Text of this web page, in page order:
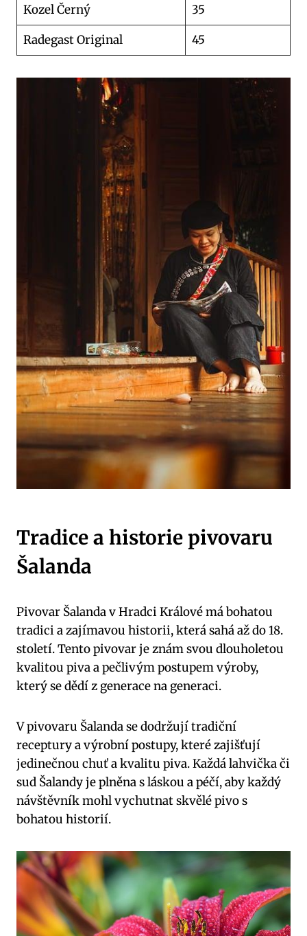
Kozel Černý
35
Radegast Original
45
Tradice a historie pivovaru
Šalanda
Pivovar Šalanda v Hradci Králové má bohatou
tradici a zajímavou historii, která sahá až do 18.
století. Tento pivovar je znám svou dlouholetou
kvalitou piva a pečlivým postupem výroby,
který se dědí z generace na generaci.
V pivovaru Šalanda se dodržují tradiční
receptury a výrobní postupy, které zajišťují
jedinečnou chuť a kvalitu piva. Každá lahvička či
sud Šalandy je plněna s láskou a péčí, aby každý
návštěvník mohl vychutnat skvělé pivo s
bohatou historií.